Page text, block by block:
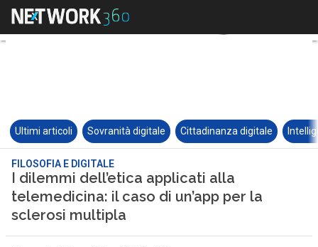
Ultimi articoli Sovranità digitale Cittadinanza digitale
FILOSOFIA E DIGITALE
I dilemmi dell’etica applicati alla
telemedicina: il caso di un’app per la
sclerosi multipla